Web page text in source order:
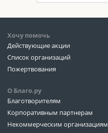
Хочу помочь
Действующие акции
Список организаций
Пожертвования
О Благо.ру
Благотворителям
Корпоративным партнерам
Некоммерческим организациям